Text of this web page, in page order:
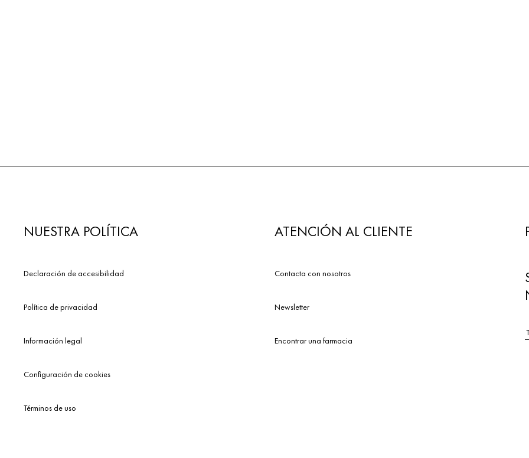
NUESTRA POLÍTICA
Declaración de accesibilidad
Política de privacidad
Información legal
Configuración de cookies
Términos de uso
ATENCIÓN AL CLIENTE
Contacta con nosotros
Newsletter
Encontrar una farmacia